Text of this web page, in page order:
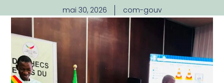
mai 30, 2026 com-gouv